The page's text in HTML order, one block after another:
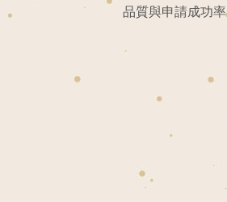
品質與申請成功率